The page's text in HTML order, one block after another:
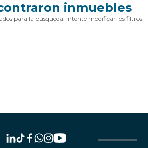
inmuebles
para la búsqueda. Intente modificar los filtros.